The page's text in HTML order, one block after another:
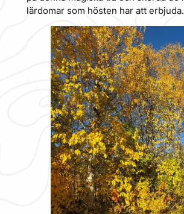
lärdomar som hösten har att erbjuda.